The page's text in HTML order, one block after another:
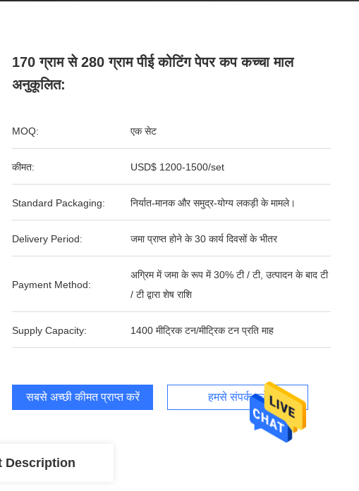
170 ग्राम से 280 ग्राम पीई कोटिंग पेपर कप कच्चा माल
अनुकूलित:
MOQ: एक सेट
कीमत: USD$ 1200-1500/set
Standard Packaging: निर्यात-मानक और समुद्र-योग्य लकड़ी के मामले।
Delivery Period: जमा प्राप्त होने के 30 कार्य दिवसों के भीतर
Payment Method:
अग्रिम में जमा के रूप में 30% टी / टी, उत्पादन के बाद टी
/ टी द्वारा शेष राशि
Supply Capacity: 1400 मीट्रिक टन/मीट्रिक टन प्रति माह
सबसे अच्छी कीमत प्राप्त करें हमसे संपर्क करें
Description